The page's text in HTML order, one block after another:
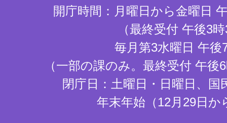
開庁時間：月曜日から金曜日
（最終受付 午後3
毎月第3水曜日 午後
（一部の課のみ。最終受付 午
閉庁日：土曜日・日曜日、国
年末年始（12月29日か